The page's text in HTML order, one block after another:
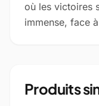
où les victoires
immense, face
Produits